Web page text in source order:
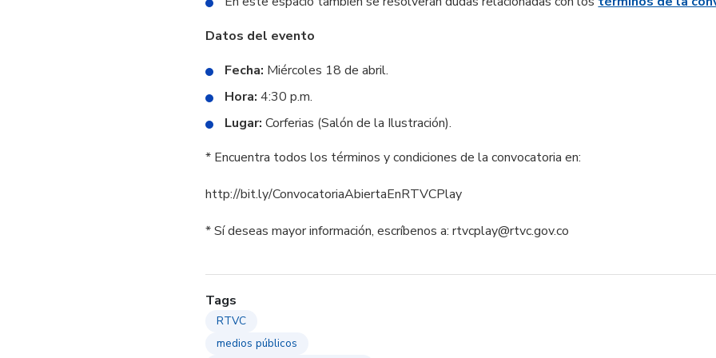
Datos del evento
Fecha: Miércoles 18 de abril.
Hora:4:30 p.m.
Lugar: Corferias (Salón de la Ilustración).
* Encuentra todos los términos y condiciones de la convocatoria en:
http://bit.ly/ConvocatoriaAbiertaEnRTVCPlay
* Sí deseas mayor información, escríbenos a: rtvcplay@rtvc.gov.co
Tags
RTVC
medios públicos